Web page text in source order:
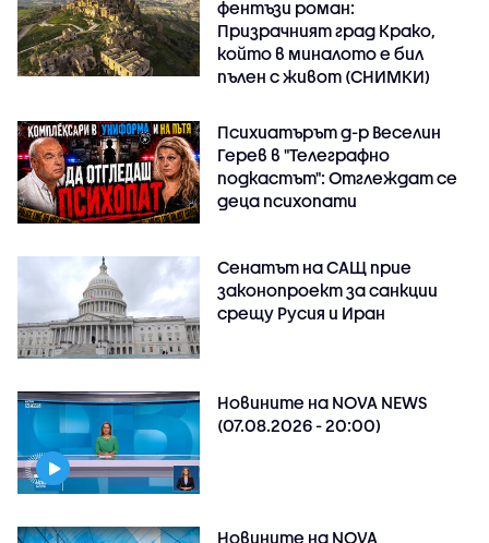
фентъзи роман:
Призрачният град Крако,
който в миналото е бил
пълен с живот (СНИМКИ)
Психиатърът д-р Веселин
Герев в "Телеграфно
подкастът": Отглеждат се
деца психопати
Сенатът на САЩ прие
законопроект за санкции
срещу Русия и Иран
Новините на NOVA NEWS
(07.08.2026 - 20:00)
Новините на NOVA